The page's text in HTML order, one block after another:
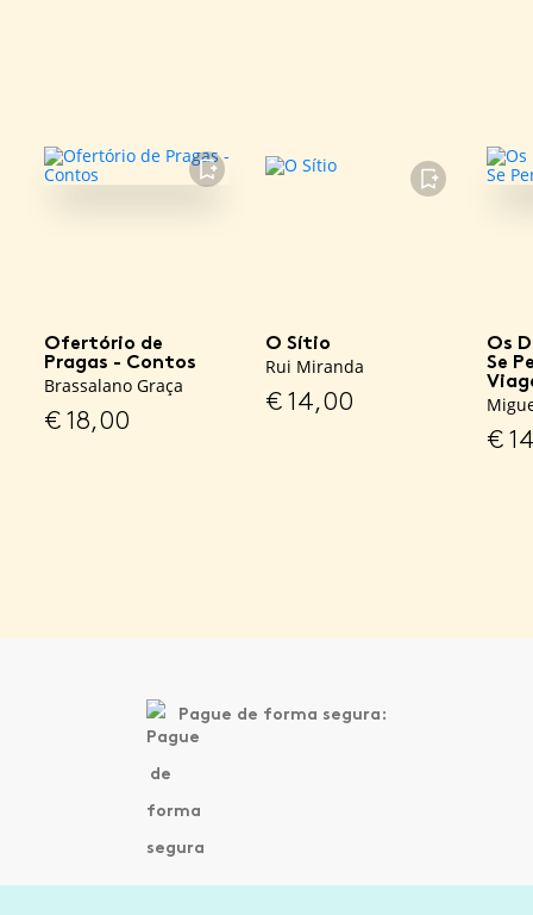
FAVORITO
Ofertório de
Pragas - Contos
Brassalano Graça
€18,00
FAVORITO
O Sítio
Rui Miranda
€14,00
Os
Se
€
Pague de forma segura: